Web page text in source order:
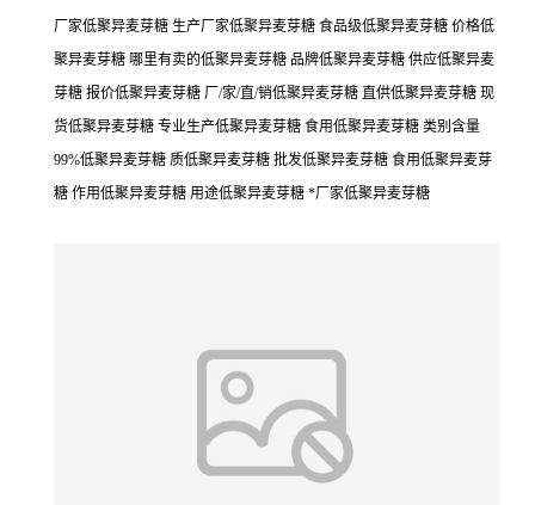
厂家低聚异麦芽糖 生产厂家低聚异麦芽糖 食品级低聚异麦芽糖 价格低
聚异麦芽糖 哪里有卖的低聚异麦芽糖 品牌低聚异麦芽糖 供应低聚异麦
芽糖 报价低聚异麦芽糖 厂/家/直/销低聚异麦芽糖 直供低聚异麦芽糖 现
货低聚异麦芽糖 专业生产低聚异麦芽糖 食用低聚异麦芽糖 类别含量
99%低聚异麦芽糖 质低聚异麦芽糖 批发低聚异麦芽糖 食用低聚异麦芽
糖 作用低聚异麦芽糖 用途低聚异麦芽糖 *厂家低聚异麦芽糖